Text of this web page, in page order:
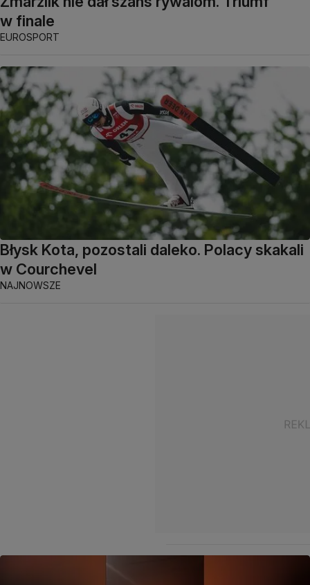
w finale
EUROSPORT
Błysk Kota, pozostali daleko. Polacy skakali
w Courchevel
NAJNOWSZE